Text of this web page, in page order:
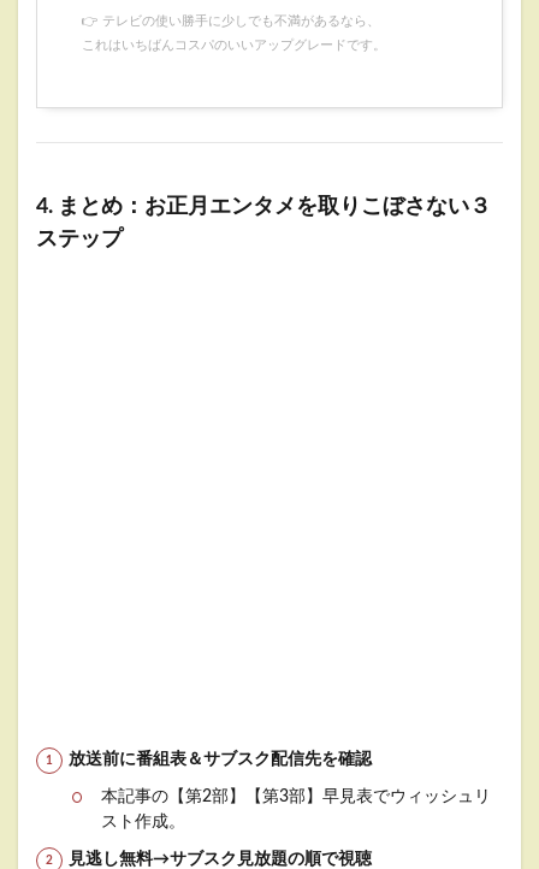
👉 テレビの使い勝手に少しでも不満があるなら、
これはいちばんコスパのいいアップグレードです。
4. まとめ：お正月エンタメを取りこぼさない３
ステップ
放送前に番組表＆サブスク配信先を確認
本記事の【第2部】【第3部】早見表でウィッシュリ
スト作成。
見逃し無料→サブスク見放題の順で視聴